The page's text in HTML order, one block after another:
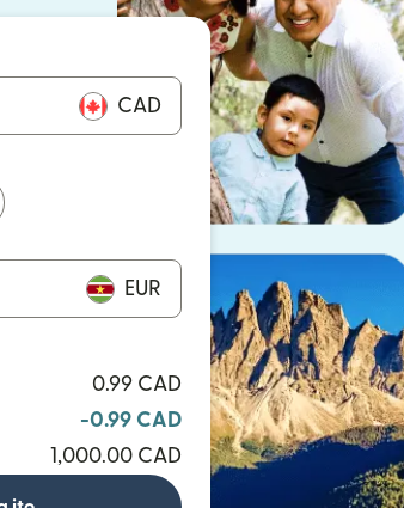
CAD
EUR
0.99 CAD
-0.99 CAD
1,000.00 CAD